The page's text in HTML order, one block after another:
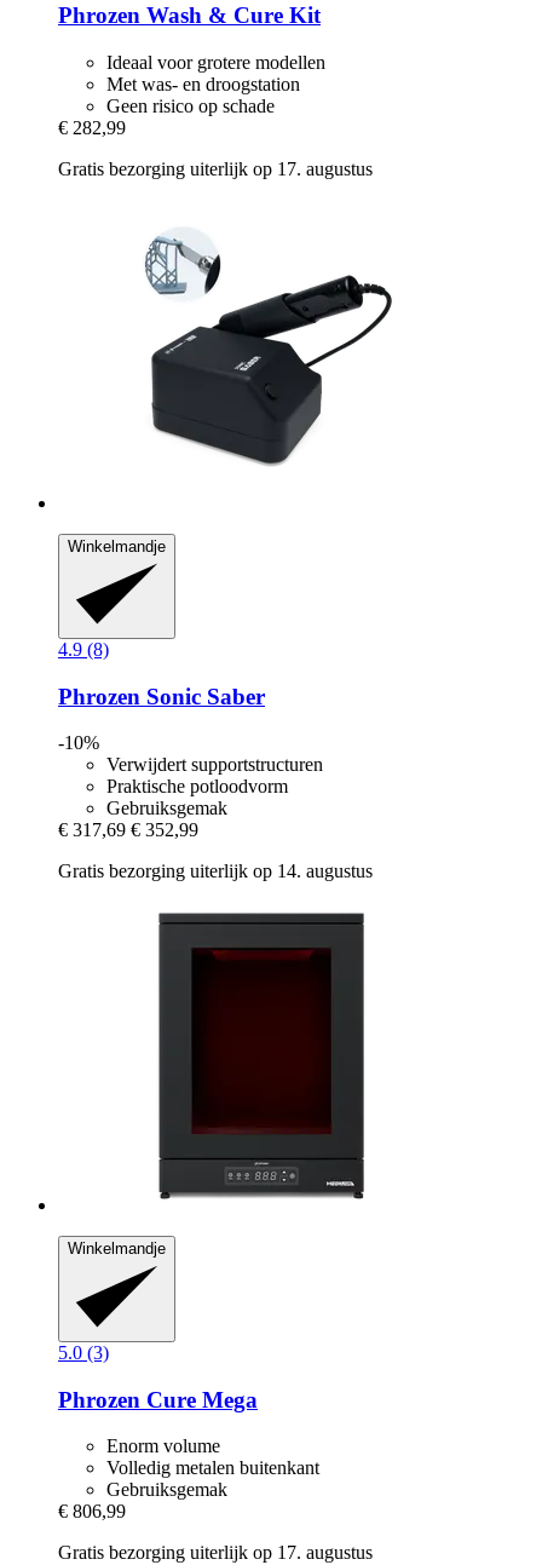
Phrozen Wash & Cure Kit
Ideaal voor grotere modellen
Met was- en droogstation
Geen risico op schade
€ 282,99
Gratis bezorging uiterlijk op 17. augustus
Winkelmandje
4.9 (8)
Phrozen Sonic Saber
-10%
Verwijdert supportstructuren
Praktische potloodvorm
Gebruiksgemak
€ 317,69 € 352,99
Gratis bezorging uiterlijk op 14. augustus
Winkelmandje
5.0 (3)
Phrozen Cure Mega
Enorm volume
Volledig metalen buitenkant
Gebruiksgemak
€ 806,99
Gratis bezorging uiterlijk op 17. augustus